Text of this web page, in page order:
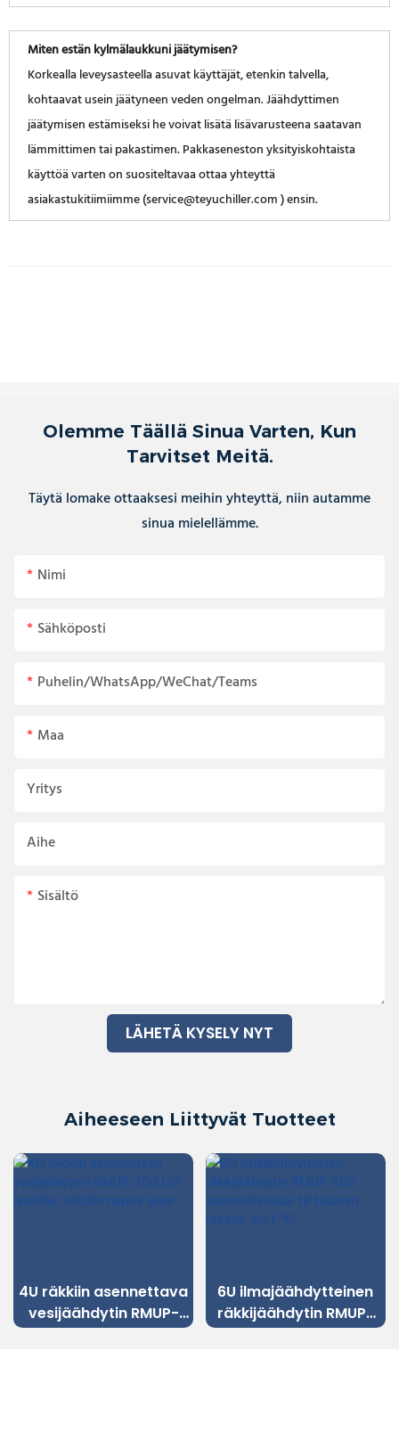
Miten estän kylmälaukkuni jäätymisen?
Korkealla leveysasteella asuvat käyttäjät, etenkin talvella,
kohtaavat usein jäätyneen veden ongelman. Jäähdyttimen
jäätymisen estämiseksi he voivat lisätä lisävarusteena saatavan
lämmittimen tai pakastimen. Pakkaseneston yksityiskohtaista
käyttöä varten on suositeltavaa ottaa yhteyttä
asiakastukitiimiimme (service@teyuchiller.com ) ensin.
Olemme Täällä Sinua Varten, Kun
Tarvitset Meitä.
Täytä lomake ottaaksesi meihin yhteyttä, niin autamme
sinua mielellämme.
Nimi
Sähköposti
Puhelin/WhatsApp/WeChat/Teams
Maa
Yritys
Aihe
Sisältö
LÄHETÄ KYSELY NYT
Aiheeseen Liittyvät Tuotteet
4U räkkiin asennettava
vesijäähdytin RMUP-
300 UV-laserille,
6U ilmajäähdytteinen
räkkijäähdytin RMUP-
500, asennettavissa 19